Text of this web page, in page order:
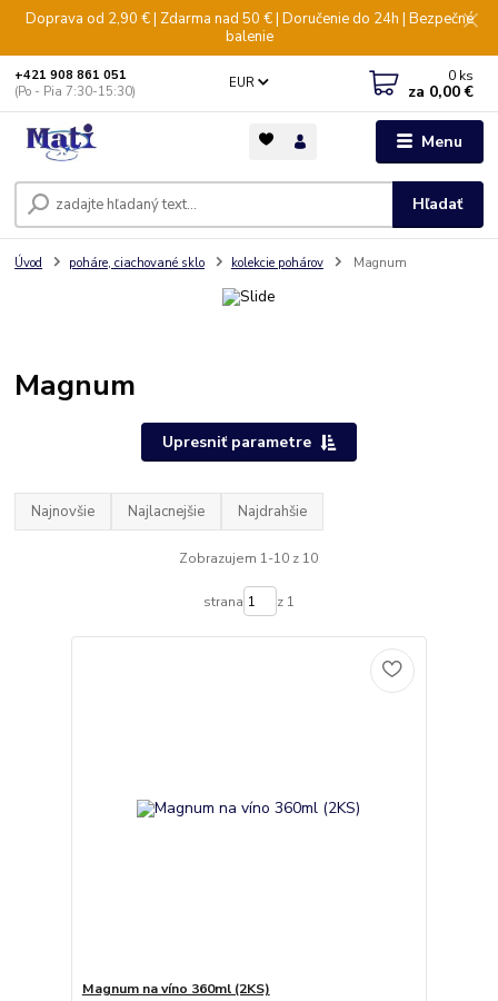
Doprava od 2,90 € | Zdarma nad 50 € | Doručenie do 24h | Bezpečné
balenie
Menu
EUR
Hľadať
+421 908 861 051
(Po - Pia 7:30-15:30)
0 ks
za 0,00 €
Úvod poháre, ciachované sklo kolekcie pohárov Magnum
Magnum
Upresniť parametre
Najnovšie Najlacnejšie Najdrahšie
Zobrazujem 1-10 z 10
strana z 1
Magnum na víno 360ml (2KS)